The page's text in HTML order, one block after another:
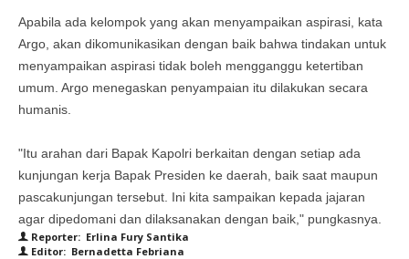
Apabila ada kelompok yang akan menyampaikan aspirasi, kata
Argo, akan dikomunikasikan dengan baik bahwa tindakan untuk
menyampaikan aspirasi tidak boleh mengganggu ketertiban
umum. Argo menegaskan penyampaian itu dilakukan secara
humanis.
"Itu arahan dari Bapak Kapolri berkaitan dengan setiap ada
kunjungan kerja Bapak Presiden ke daerah, baik saat maupun
pascakunjungan tersebut. Ini kita sampaikan kepada jajaran
agar dipedomani dan dilaksanakan dengan baik," pungkasnya.
Reporter: Erlina Fury Santika
Editor: Bernadetta Febriana